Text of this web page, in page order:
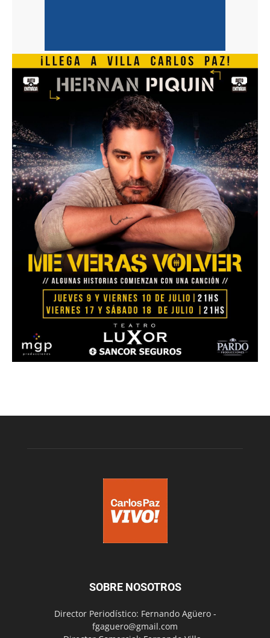
SOBRE NOSOTROS
Director Periodístico: Fernando Agüero -
fgaguero@gmail.com